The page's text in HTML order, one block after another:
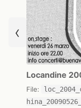
‹
Locandine
File: